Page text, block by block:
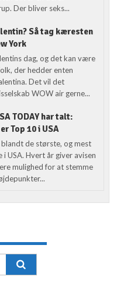
Der bliver seks...
Så tag kæresten
York
dag, og det kan være
der hedder enten
Det vil det
WOW air gerne...
TODAY har talt:
Top 10 i USA
blandt de største, og mest
USA. Hvert år giver avisen
mulighed for at stemme